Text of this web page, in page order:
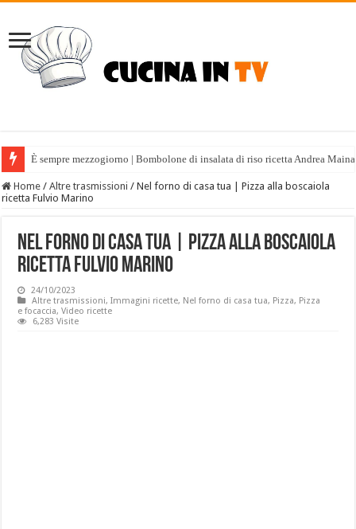
È sempre mezzogiorno | Bombolone di insalata di riso ricetta Andrea
Home / Altre trasmissioni / Nel forno di casa tua | Pizza alla boscaiola
ricetta Fulvio Marino
Nel forno di casa tua | Pizza alla boscaiola
ricetta Fulvio Marino
24/10/2023
Altre trasmissioni,Immagini ricette, Nel forno di casa tua, Pizza, Pizza
e focaccia,Video ricette
6,283 Visite